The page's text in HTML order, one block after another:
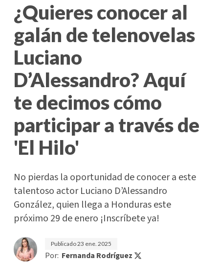
¿Quieres conocer al
galán de telenovelas
Luciano
D’Alessandro? Aquí
te decimos cómo
participar a través de
'El Hilo'
No pierdas la oportunidad de conocer a este
talentoso actor Luciano D’Alessandro
González, quien llega a Honduras este
próximo 29 de enero ¡Inscríbete ya!
Publicado23 ene. 2025
Por: Fernanda Rodríguez